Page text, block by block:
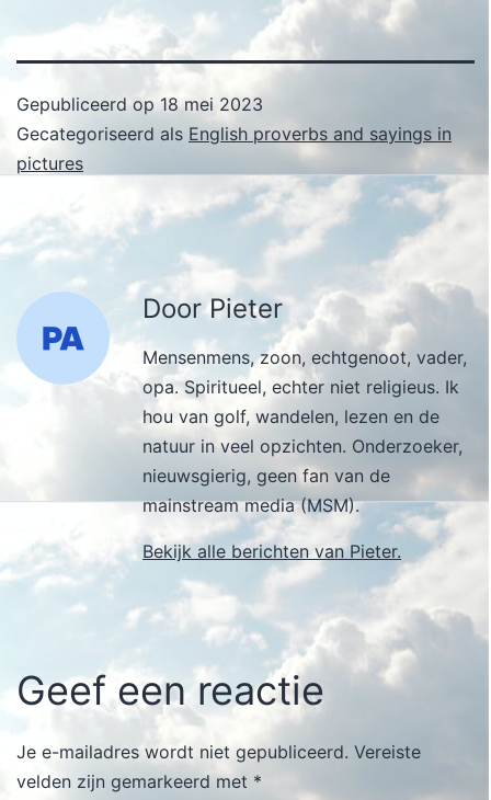
Gepubliceerd op 18 mei 2023
Gecategoriseerd als English proverbs and sayings in
pictures
Door Pieter
Mensenmens, zoon, echtgenoot, vader,
opa. Spiritueel, echter niet religieus. Ik
hou van golf, wandelen, lezen en de
natuur in veel opzichten. Onderzoeker,
nieuwsgierig, geen fan van de
mainstream media (MSM).
Bekijk alle berichten van Pieter.
Geef een reactie
Je e-mailadres wordt niet gepubliceerd. Vereiste
velden zijn gemarkeerd met *